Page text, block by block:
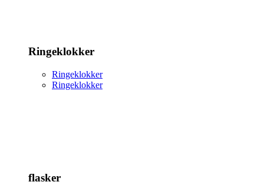
Ringeklokker
Ringeklokker
Ringeklokker
flasker